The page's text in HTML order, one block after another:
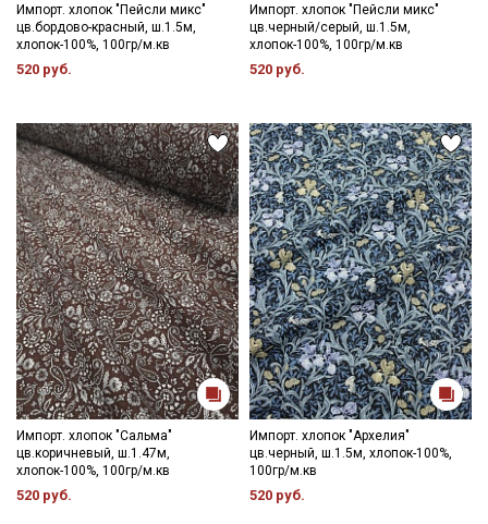
Импорт. хлопок "Пейсли микс"
цв.бордово-красный, ш.1.5м,
хлопок-100%, 100гр/м.кв
520 руб.
Импорт. хлопок "Пейсли микс"
цв.черный/серый, ш.1.5м,
хлопок-100%, 100гр/м.кв
520 руб.
Импорт. хлопок "Сальма"
цв.коричневый, ш.1.47м,
хлопок-100%, 100гр/м.кв
520 руб.
Импорт. хлопок "Архелия"
цв.черный, ш.1.5м, хлопок-100%,
100гр/м.кв
520 руб.